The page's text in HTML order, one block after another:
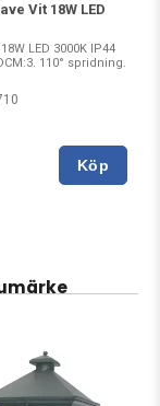
Vit 18W LED
LED 3000K IP44
110° spridning.
Köp